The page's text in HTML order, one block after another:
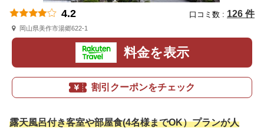
4.2 口コミ数 : 126 件
岡山県美作市湯郷622-1
料金を表示
割引クーポンをチェック
露天風呂付き客室や部屋食(4名様までOK）プランが人